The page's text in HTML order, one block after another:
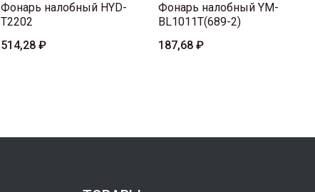
Фонарь налобный HYD-
T2202
514,28 ₽
Фонарь налобный YM-
BL1011T(689-2)
187,68 ₽